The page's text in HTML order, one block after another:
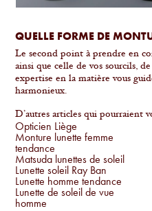
QUELLE FORME DE
Le second point à prendre en
ainsi que celle de vos sourcils,
expertise en la matière vous
harmonieux.
D’autres articles qui pourraient
Opticien Liège
Monture lunette femme
tendance
Matsuda lunettes de soleil
Lunette soleil Ray Ban
Lunette homme tendance
Lunette de soleil de vue
homme